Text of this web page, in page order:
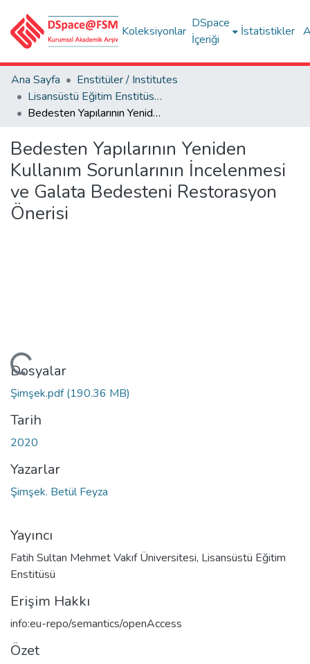
Koleksiyonlar
DSpace
İçeriği
İstatistikler
Ana Sayfa
Enstitüler / Institutes
Lisansüstü Eğitim Enstitüsü Tez Koleksiyonu
Bedesten Yapılarının Yeniden Kullanım Sorunlarının İncelenmesi ve Galata Bedesteni Restorasyon Önerisi
Bedesten Yapılarının Yeniden
Kullanım Sorunlarının İncelenmesi
ve Galata Bedesteni Restorasyon
Önerisi
Dosyalar
Şimşek.pdf(190.36 MB)
Tarih
2020
Yazarlar
Şimşek. Betül Feyza
Yayıncı
Fatih Sultan Mehmet Vakıf Üniversitesi, Lisansüstü Eğitim
Enstitüsü
Erişim Hakkı
info:eu-repo/semantics/openAccess
Özet